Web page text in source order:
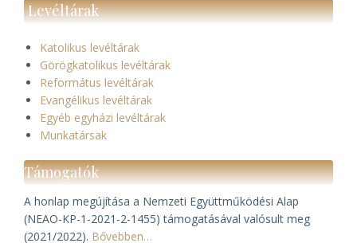
Levéltárak
Katolikus levéltárak
Görögkatolikus levéltárak
Református levéltárak
Evangélikus levéltárak
Egyéb egyházi levéltárak
Munkatársak
Támogatók
A honlap megújítása a Nemzeti Együttműködési Alap
(NEAO-KP-1-2021-2-1455) támogatásával valósult meg
(2021/2022). Bővebben…